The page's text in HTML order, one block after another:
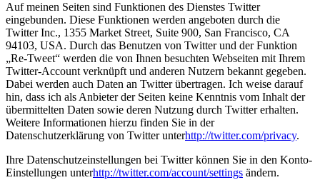
Auf meinen Seiten sind Funktionen des Dienstes Twitter
eingebunden. Diese Funktionen werden angeboten durch die
Twitter Inc., 1355 Market Street, Suite 900, San Francisco, CA
94103, USA. Durch das Benutzen von Twitter und der Funktion
„Re-Tweet“ werden die von Ihnen besuchten Webseiten mit Ihrem
Twitter-Account verknüpft und anderen Nutzern bekannt gegeben.
Dabei werden auch Daten an Twitter übertragen. Ich weise darauf
hin, dass ich als Anbieter der Seiten keine Kenntnis vom Inhalt der
übermittelten Daten sowie deren Nutzung durch Twitter erhalten.
Weitere Informationen hierzu finden Sie in der
Datenschutzerklärung von Twitter unterhttp://twitter.com/privacy.
Ihre Datenschutzeinstellungen bei Twitter können Sie in den Konto-
Einstellungen unterhttp://twitter.com/account/settings ändern.